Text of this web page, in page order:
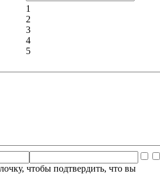
1
2
3
4
5
чтобы подтвердить, что вы